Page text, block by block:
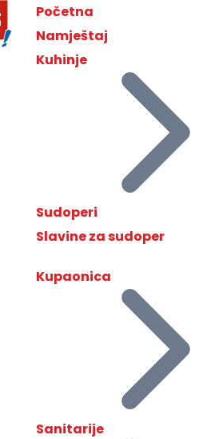
Početna
Namještaj
Kuhinje
Sudoperi
Slavine za sudoper
Kupaonica
Sanitarije